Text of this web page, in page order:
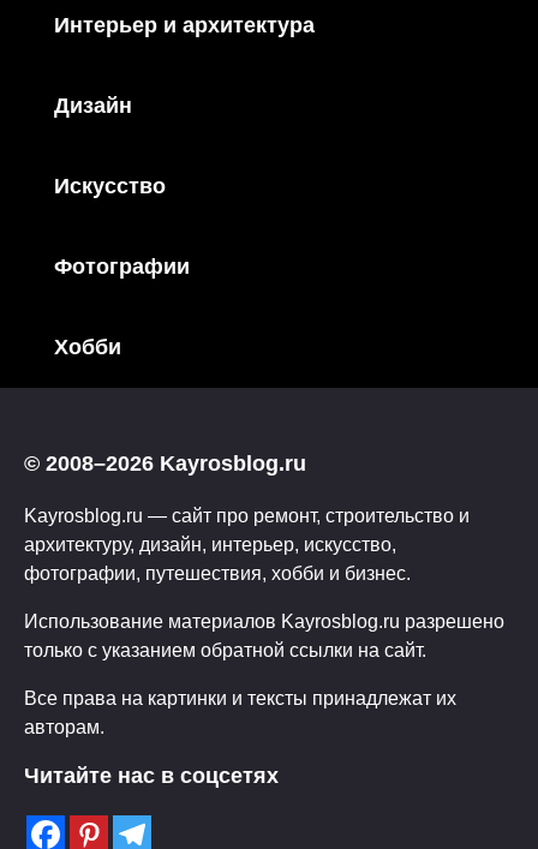
Интерьер и архитектура
Дизайн
Искусство
Фотографии
Хобби
© 2008–2026 Kayrosblog.ru
Kayrosblog.ru — сайт про ремонт, строительство и
архитектуру, дизайн, интерьер, искусство,
фотографии, путешествия, хобби и бизнес.
Использование материалов Kayrosblog.ru разрешено
только с указанием обратной ссылки на сайт.
Все права на картинки и тексты принадлежат их
авторам.
Читайте нас в соцсетях